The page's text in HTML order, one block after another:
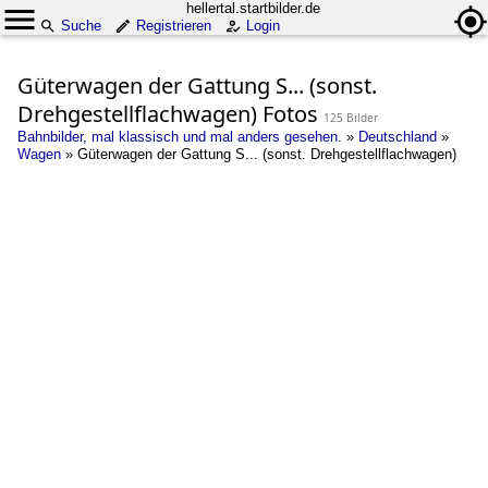
hellertal.startbilder.de
Suche
Registrieren Login
Güterwagen der Gattung S... (sonst.
Drehgestellflachwagen) Fotos 125 Bilder
Bahnbilder, mal klassisch und mal anders gesehen. » Deutschland »
Wagen » Güterwagen der Gattung S... (sonst. Drehgestellflachwagen)